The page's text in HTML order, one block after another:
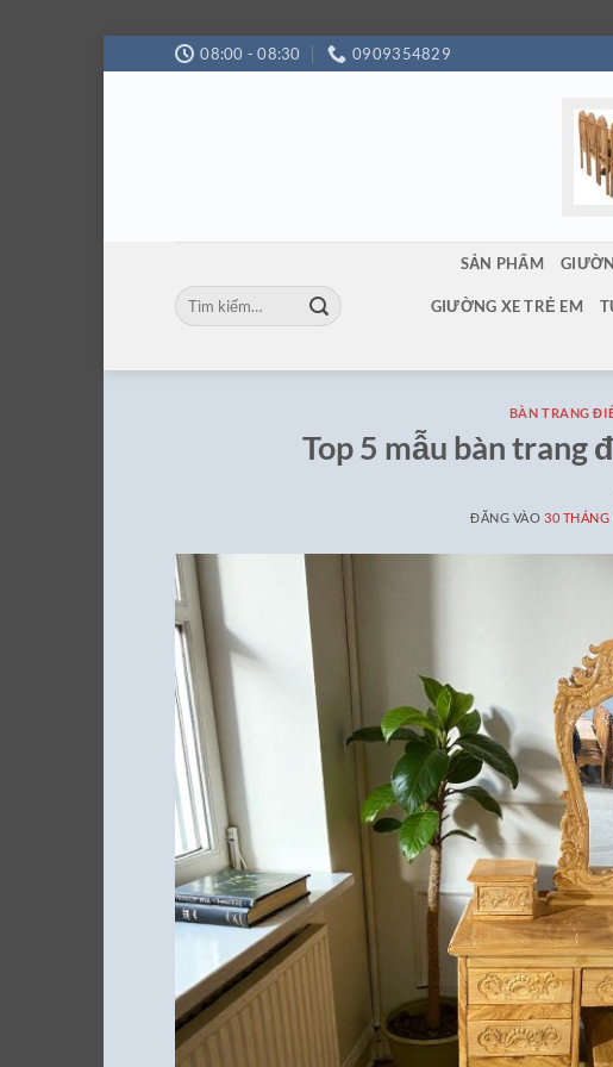
qua
08:00 - 08:30 0909354829
Tìm
kiếm:
SẢN PHẨM
GIƯỜNG XE TRẺ EM
BÀN TRANG
Top 5 mẫu bàn trang
ĐĂNG VÀO 30